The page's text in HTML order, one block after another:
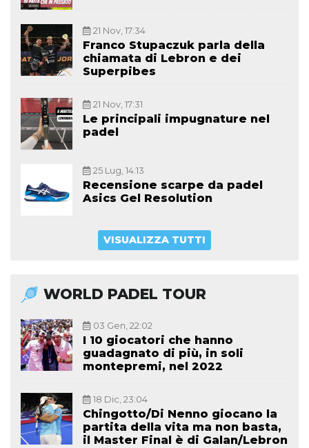
21 Nov, 17:34
Franco Stupaczuk parla della
chiamata di Lebron e dei
Superpibes
21 Nov, 17:31
Le principali impugnature nel
padel
25 Lug, 14:13
Recensione scarpe da padel
Asics Gel Resolution
VISUALIZZA TUTTI
WORLD PADEL TOUR
03 Gen, 22:02
I 10 giocatori che hanno
guadagnato di più, in soli
montepremi, nel 2022
18 Dic, 23:04
Chingotto/Di Nenno giocano la
partita della vita ma non basta,
il Master Final è di Galan/Lebron